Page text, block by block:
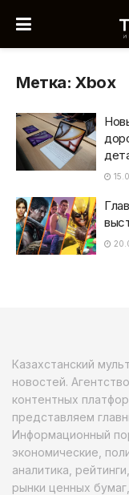
Метка:Xbox
Казахстанский
новостей.
контентных
представляем
Информационный
экономические,
аналитика,
рынки ценных